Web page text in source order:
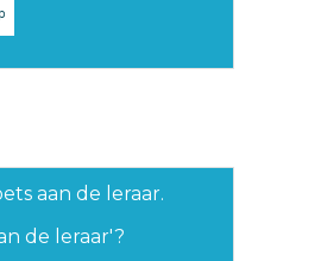
aan de leraar.
de leraar'?